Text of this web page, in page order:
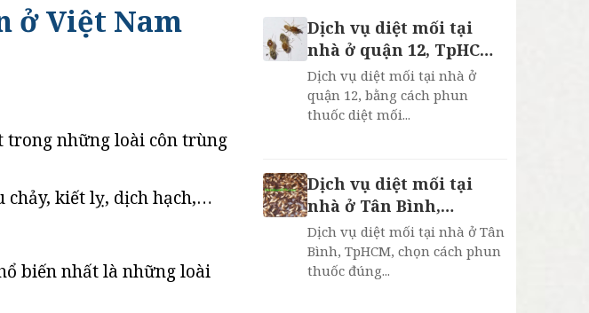
ở Việt Nam
trong những loài côn trùng
chảy, kiết lỵ, dịch hạch,…
biến nhất là những loài
Dịch vụ diệt mối tại
nhà ở quận 12, TpHCM,
Bảo Hành 2 Năm
Dịch vụ diệt mối tại nhà ở
quận 12, bằng cách phun
thuốc diệt mối...
Dịch vụ diệt mối tại
nhà ở Tân Bình,
TpHCM, bảo hành 2
năm
Dịch vụ diệt mối tại nhà ở Tân
Bình, TpHCM, chọn cách phun
thuốc đúng...